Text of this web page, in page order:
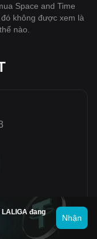
Space and Time
không được xem là
nào.
đang
Nhận